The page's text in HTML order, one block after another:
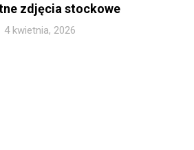
zdjęcia stockowe
4 kwietnia, 2026